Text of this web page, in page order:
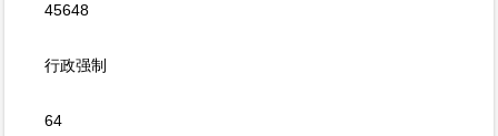
45648
行政强制
64